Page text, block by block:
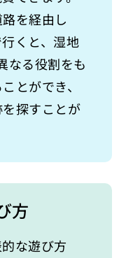
を経由し
くと、湿地
なる役割をも
とができ、
探すことが
方
な遊び方